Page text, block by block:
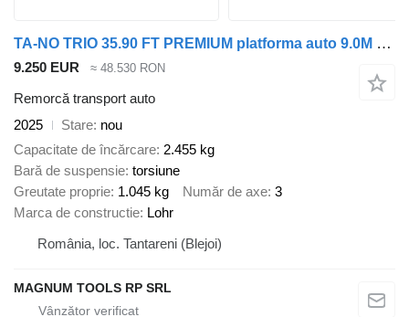
TA-NO TRIO 35.90 FT PREMIUM platforma auto 9.0M 3500 KG
9.250 EUR ≈ 48.530 RON
Remorcă transport auto
2025
Stare nou
Capacitate de încărcare 2.455 kg
Bară de suspensie torsiune
Greutate proprie 1.045 kg Număr de axe 3
Marca de constructie Lohr
România, loc. Tantareni (Blejoi)
MAGNUM TOOLS RP SRL